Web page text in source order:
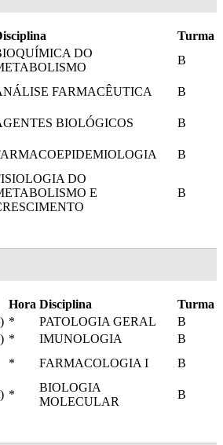
Turma
DO
B
FARMACÊUTICA
B
BIOLÓGICOS
B
B
DO
E
B
Hora Disciplina
Turma
* PATOLOGIA GERAL
B
* IMUNOLOGIA
B
* FARMACOLOGIA I B
*
BIOLOGIA
MOLECULAR
B